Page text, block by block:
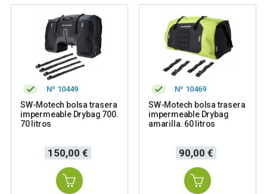
Nº 10449
SW-Motech bolsa trasera
impermeable Drybag 700.
70 litros
Precio
150,00 €
Nº 10469
SW-Motech bolsa trasera
impermeable Drybag
amarilla. 60 litros
Precio
90,00 €